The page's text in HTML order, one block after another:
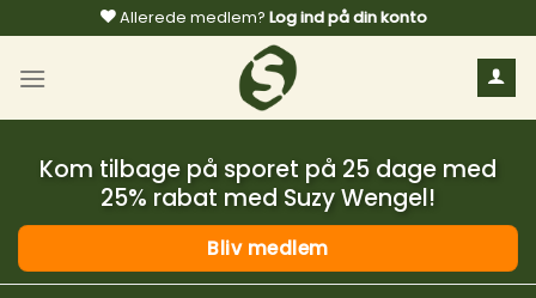
til
indhold
Allerede medlem? Log ind på din konto
Kom tilbage på sporet på 25 dage med
25% rabat med Suzy Wengel!
Bliv medlem